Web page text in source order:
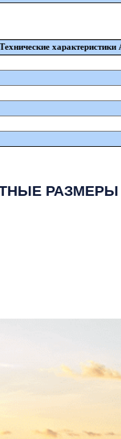
Технические характеристики